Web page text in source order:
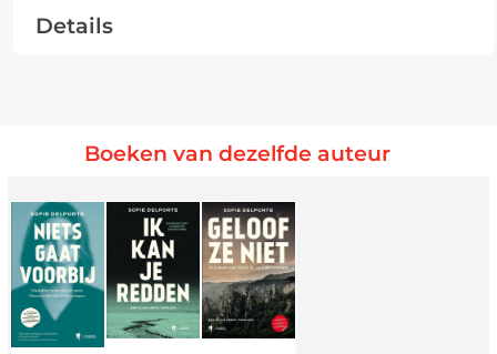
Details
Boeken van dezelfde auteur